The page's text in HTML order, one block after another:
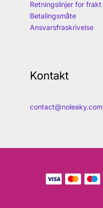
Retningslinjer for frakt
Betalingsmåte
Ansvarsfraskrivelse
Kontakt
contact@noleaky.com